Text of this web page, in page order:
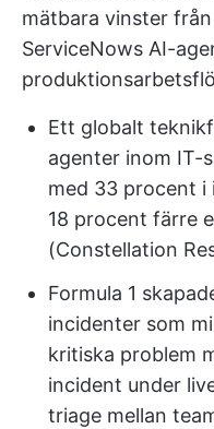
mätbara vinster
ServiceNows AI-
Ett globalt
agenter inom IT-
med 33 procent
18 procent färre
(Constellation
Formula 1
incidenter som
kritiska problem
incident under
triage mellan